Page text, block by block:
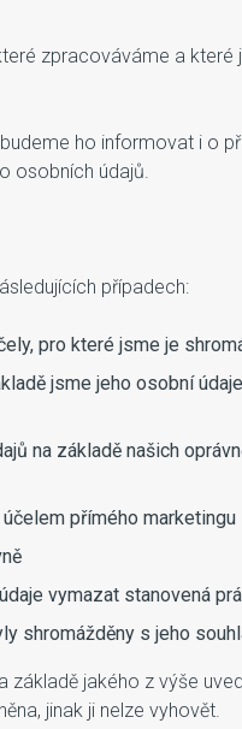
zpracováváme a
ho informovat i o
osobních údajů.
případech:
pro které jsme je
jsme jeho osobní
na základě našich
přímého marketingu
vymazat stanovená
shromážděny s jeho
jakého z výše
jinak ji nelze vyhovět.